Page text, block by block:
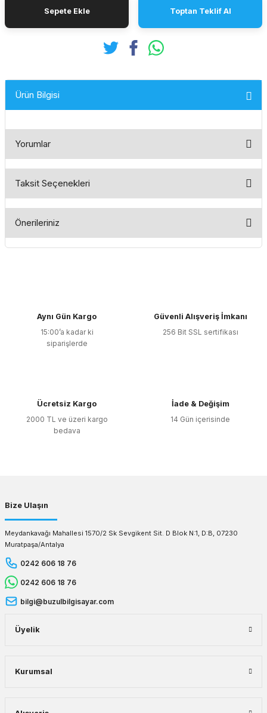
Sepete Ekle Toptan Teklif Al
Ürün Bilgisi
Yorumlar
Taksit Seçenekleri
Önerileriniz
Ürün resmi kalitesiz, bozuk veya görüntülenemiyor.
Ürün açıklamasında eksik bilgiler bulunuyor.
Ürün bilgilerinde hatalar bulunuyor.
Aynı Gün Kargo
15:00’a kadar ki
siparişlerde
Güvenli Alışveriş İmkanı
256 Bit SSL sertifikası
Ücretsiz Kargo
2000 TL ve üzeri kargo
bedava
İade & Değişim
14 Gün içerisinde
Bize Ulaşın
Meydankavağı Mahallesi 1570/2 Sk Sevgikent Sit. D Blok N:1, D:B, 07230
Muratpaşa/Antalya
0242 606 18 76
0242 606 18 76
bilgi@buzulbilgisayar.com
Üyelik
Kurumsal